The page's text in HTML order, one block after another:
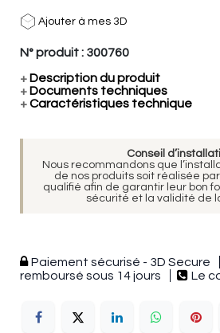
Ajouter à mes 3D
N° produit : 300760
+ Description du produit
+ Documents techniques
+Caractéristiques technique
Conseil
Nous recommandons que
de nos produits soit réalisée
qualifié afin de garantir leur bon
sécurité et la validité de
Paiement sécurisé - 3D Secure
remboursé sous 14 jours
Le